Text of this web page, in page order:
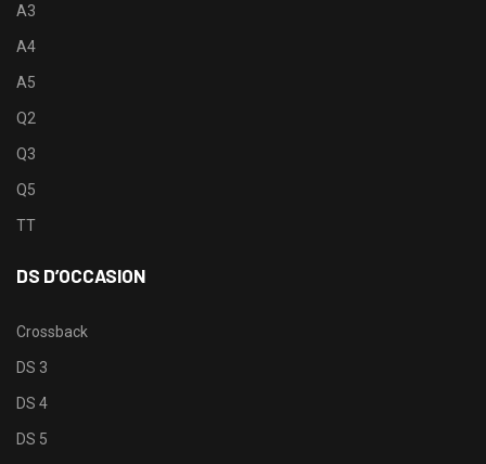
A3
A4
A5
Q2
Q3
Q5
TT
DS D’OCCASION
Crossback
DS 3
DS 4
DS 5